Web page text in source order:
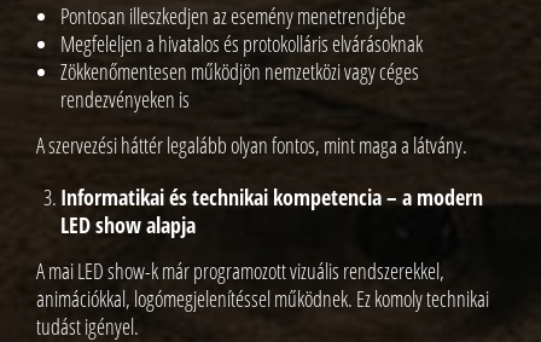
Pontosan illeszkedjen az esemény menetrendjébe
Megfeleljen a hivatalos és protokolláris elvárásoknak
Zökkenőmentesen működjön nemzetközi vagy céges
rendezvényeken is
A szervezési háttér legalább olyan fontos, mint maga a látvány.
Informatikai és technikai kompetencia – a modern
LED show alapja
A mai LED show-k már programozott vizuális rendszerekkel,
animációkkal, logómegjelenítéssel működnek. Ez komoly technikai
tudást igényel.